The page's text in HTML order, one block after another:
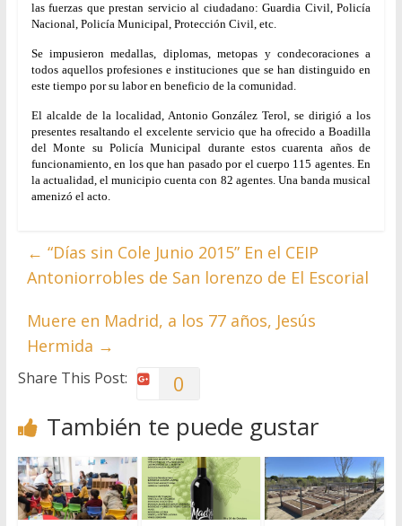
las fuerzas que prestan servicio al ciudadano: Guardia Civil, Policía
Nacional, Policía Municipal, Protección Civil, etc.
Se impusieron medallas, diplomas, metopas y condecoraciones a
todos aquellos profesiones e instituciones que se han distinguido en
este tiempo por su labor en beneficio de la comunidad.
El alcalde de la localidad, Antonio González Terol, se dirigió a los
presentes resaltando el excelente servicio que ha ofrecido a Boadilla
del Monte su Policía Municipal durante estos cuarenta años de
funcionamiento, en los que han pasado por el cuerpo 115 agentes. En
la actualidad, el municipio cuenta con 82 agentes. Una banda musical
amenizó el acto.
← “Días sin Cole Junio 2015” En el CEIP
Antoniorrobles de San lorenzo de El Escorial
Muere en Madrid, a los 77 años, Jesús
Hermida →
Share This Post: 0
También te puede gustar